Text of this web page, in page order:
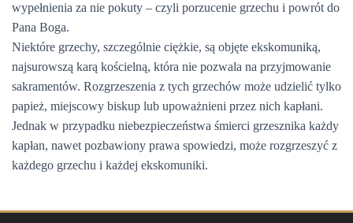
wypełnienia za nie pokuty – czyli porzucenie grzechu i powrót do
Pana Boga.
Niektóre grzechy, szczególnie ciężkie, są objęte ekskomuniką,
najsurowszą karą kościelną, która nie pozwala na przyjmowanie
sakramentów. Rozgrzeszenia z tych grzechów może udzielić tylko
papież, miejscowy biskup lub upoważnieni przez nich kapłani.
Jednak w przypadku niebezpieczeństwa śmierci grzesznika każdy
kapłan, nawet pozbawiony prawa spowiedzi, może rozgrzeszyć z
każdego grzechu i każdej ekskomuniki.